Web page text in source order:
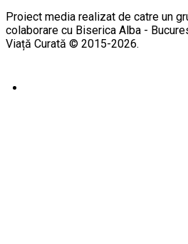
Proiect media realizat de catre un
colaborare cu Biserica Alba -
Viață Curată © 2015-2026.